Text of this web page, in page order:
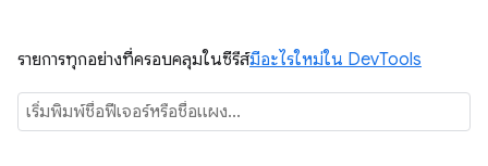
รายการทุกอย่างที่ครอบคลุมในซีรีส์มีอะไรใหม่ใน DevTools